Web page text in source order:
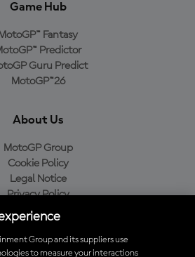
Game Hub
MotoGP™ Fantasy
Predictor
Guru Predict
MotoGP™26
About Us
MotoGP Group
Cookie Policy
Legal Notice
Privacy Policy
Purchase Policy
Group and its suppliers use
to measure your interactions